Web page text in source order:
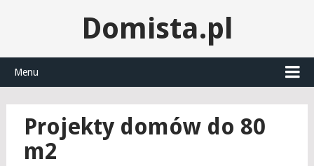
Domista.pl
Menu
Projekty domów do 80
m2